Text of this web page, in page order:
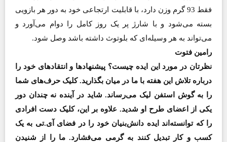
فقط 93 گرم وزن دارد، با قابلیت ارتجاعی خود به دور هر بازویی
بسته می‌شود و با شارژ پر یک روز کامل را دوام می‌آورد و
می‌تواند به هر وسیله‌ای که بلوتوث داشته باشد وصل شود.
رامین فتوت
نظرتان در مورد این ایده چیست؟ پیشنهادها و انتقادهای خود را
درباره تلاش این هفته با ما در میان بگذارید. کلیک حرف‌های شما
را به گوش استفن لیک می‌رساند. شاید در آینده نه چندان دور
یکی از اعضای طرح او شدید. علاوه بر این،‌ کلیک دست افرادی
را که توانسته‌اند ایده دانش‌بنیان خود را در فضای آی.تی به یک
کسب و کار تبدیل کنند به گرمی می‌فشارد. ما را از شنیدن